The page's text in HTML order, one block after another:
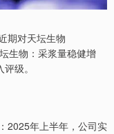
期对天坛生物
生物：采浆量稳健增
级。
年上半年，公司实